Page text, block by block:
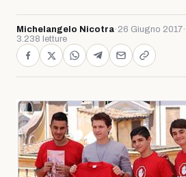
Michelangelo Nicotra· 26 Giugno 2017·
3.238 letture